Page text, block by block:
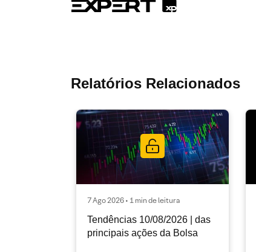
Relatórios Relacionados
7 Ago 2026 • 1 min de leitura
Tendências 10/08/2026 | das
principais ações da Bolsa